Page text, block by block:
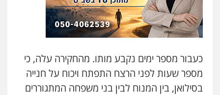
גיל דביר – משרד עורכי דין
פלילי פשיעה כלכלית צווארון לבן
0506217771
סלימאן אבו שעירה – משרד עורכי דין
פלילי בטחוני צבאי נזיקין
0547780927
כעבור מספר ימים נקבע מותו. מהחקירה עלה, כי
מספר שעות לפני הרצח התפתח ויכוח על חנייה
בסילואן, בין המנוח לבין בני משפחה המתגוררים